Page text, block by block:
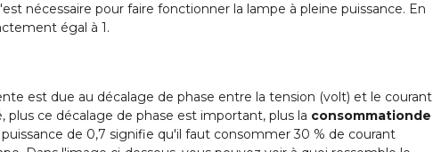
nécessaire pour faire fonctionner la lampe à pleine puissance. En
égal à 1.
est due au décalage de phase entre la tension (volt) et le courant
ce décalage de phase est important, plus la consommationde
de 0,7 signifie qu'il faut consommer 30 % de courant